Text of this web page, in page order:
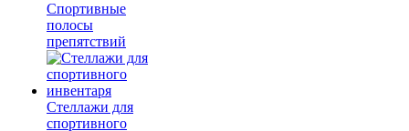
Спортивные
полосы
препятствий
Стеллажи для
спортивного